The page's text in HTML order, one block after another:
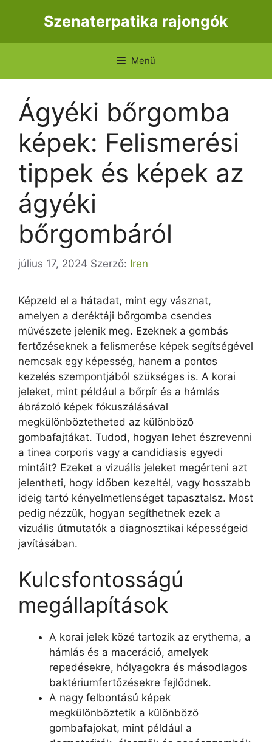
Szenaterpatika rajongók
Menü
Ágyéki bőrgomba
képek: Felismerési
tippek és képek az
ágyéki
bőrgombáról
július 17, 2024 Szerző: Iren
Képzeld el a hátadat, mint egy vásznat,
amelyen a deréktáji bőrgomba csendes
művészete jelenik meg. Ezeknek a gombás
fertőzéseknek a felismerése képek segítségével
nemcsak egy képesség, hanem a pontos
kezelés szempontjából szükséges is. A korai
jeleket, mint például a bőrpír és a hámlás
ábrázoló képek fókuszálásával
megkülönböztetheted az különböző
gombafajtákat. Tudod, hogyan lehet észrevenni
a tinea corporis vagy a candidiasis egyedi
mintáit? Ezeket a vizuális jeleket megérteni azt
jelentheti, hogy időben kezeltél, vagy hosszabb
ideig tartó kényelmetlenséget tapasztalsz. Most
pedig nézzük, hogyan segíthetnek ezek a
vizuális útmutatók a diagnosztikai képességeid
javításában.
Kulcsfontosságú
megállapítások
A korai jelek közé tartozik az erythema, a
hámlás és a maceráció, amelyek
repedésekre, hólyagokra és másodlagos
baktériumfertőzésekre fejlődnek.
A nagy felbontású képek
megkülönböztetik a különböző
gombafajokat, mint például a